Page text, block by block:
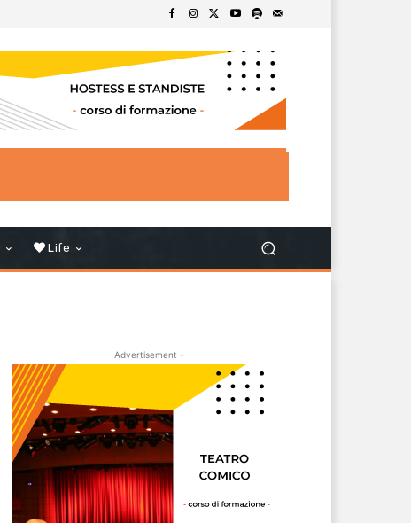
Life
- Advertisement -